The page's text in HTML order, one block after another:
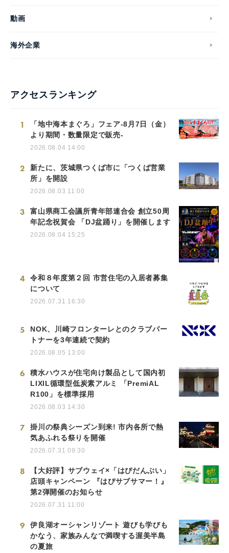
動画
海外企業
アクセスランキング
1
「地中海本まぐろ」フェア-8月7日（金）
より期間・数量限定で販売-
2026.08.04 14:00
2
新たに、茨城県つくば市に「つくば営業
所」を開設
2026.08.03 11:00
3
富山県商工会議所青年部連合会 創立50周
年記念祝賀会 「DJ盆踊り」を開催します
2026.08.04 15:25
4
令和８年度第２回 市営住宅の入居者募集
について
2026.07.31 16:30
5
NOK、川崎フロンターレとのクラブパー
トナーを3年連続で契約
2026.08.05 13:00
6
積水ハウスが住宅向け製品として国内初
LIXIL循環型低炭素アルミ 「PremiAL
R100」を標準採用
2026.08.03 14:30
7
掛川の祭典シーズン到来! 市内各所で熱
気あふれる祭りを開催
2026.07.31 09:30
8
【大好評】サブウェイ×「はぴだんぶい」
店頭キャンペーン 『はぴサブサマー！』
第2弾開催のお知らせ
2026.07.31 11:00
9
伊良湖オーシャンリゾート 遊びも学びも
かなう、家族みんなで満喫する渥美半島
の夏旅